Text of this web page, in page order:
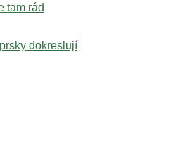
tam rád
dokreslují